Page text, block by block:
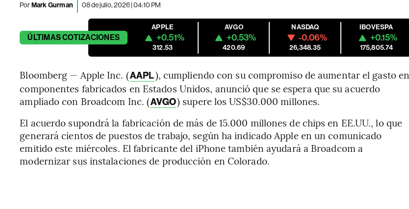
PorMark Gurman 08 de julio, 2026 | 04:10 PM
ÚLTIMASCOTIZACIONES
APPLE
+0.51%
312.53
AVGO
+0.53%
420.69
NASDAQ
-0.06%
26,348.35
IBOVESPA
+0.15%
175,805.74
Bloomberg — Apple Inc. (AAPL), cumpliendo con su compromiso de aumentar el gasto en
componentes fabricados en Estados Unidos, anunció que se espera que su acuerdo
ampliado con Broadcom Inc. (AVGO) supere los US$30.000 millones.
El acuerdo supondrá la fabricación de más de 15.000 millones de chips en EE.UU., lo que
generará cientos de puestos de trabajo, según ha indicado Apple en un comunicado
emitido este miércoles. El fabricante del iPhone también ayudará a Broadcom a
modernizar sus instalaciones de producción en Colorado.